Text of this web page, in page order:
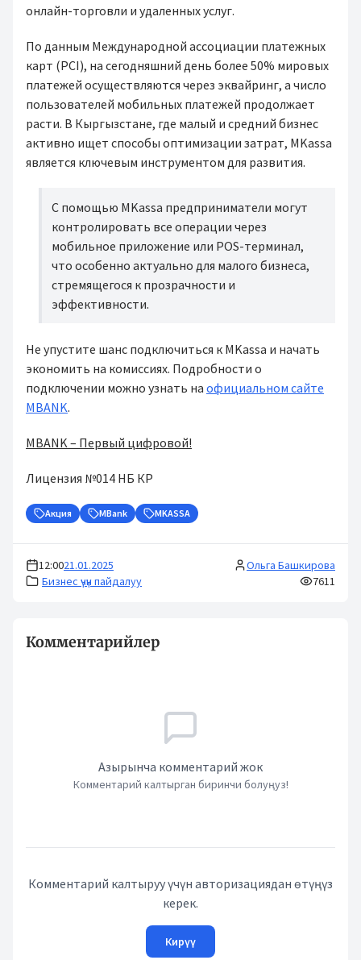
онлайн-торговли и удаленных услуг.
По данным Международной ассоциации платежных
карт (PCI), на сегодняшний день более 50% мировых
платежей осуществляются через эквайринг, а число
пользователей мобильных платежей продолжает
расти. В Кыргызстане, где малый и средний бизнес
активно ищет способы оптимизации затрат, MKassa
является ключевым инструментом для развития.
С помощью MKassa предприниматели могут
контролировать все операции через
мобильное приложение или POS-терминал,
что особенно актуально для малого бизнеса,
стремящегося к прозрачности и
эффективности.
Не упустите шанс подключиться к MKassa и начать
экономить на комиссиях. Подробности о
подключении можно узнать на официальном сайте
MBANK.
MBANK – Первый цифровой!
Лицензия №014 НБ КР
Акция MBank MKASSA
12:0021.01.2025
Бизнес үчүн пайдалуу
Ольга Башкирова
7611
Комментарийлер
Азырынча комментарий жок
Комментарий калтырган биринчи болуңуз!
Комментарий калтыруу үчүн авторизациядан өтүңүз
керек.
Кирүү